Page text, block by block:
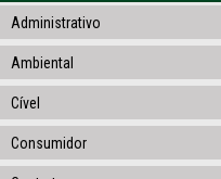
Administrativo
Ambiental
Cível
Consumidor